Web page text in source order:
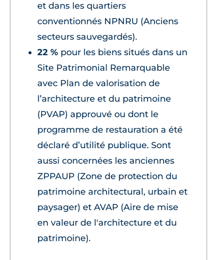
et dans les quartiers
conventionnés NPNRU (Anciens
secteurs sauvegardés).
22 % pour les biens situés dans un
Site Patrimonial Remarquable
avec Plan de valorisation de
l’architecture et du patrimoine
(PVAP) approuvé ou dont le
programme de restauration a été
déclaré d’utilité publique. Sont
aussi concernées les anciennes
ZPPAUP (Zone de protection du
patrimoine architectural, urbain et
paysager) et AVAP (Aire de mise
en valeur de l'architecture et du
patrimoine).